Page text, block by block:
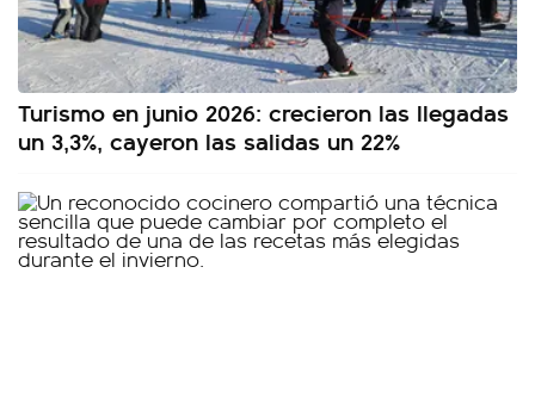
Turismo en junio 2026: crecieron las llegadas
un 3,3%, cayeron las salidas un 22%